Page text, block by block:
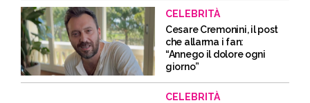
CELEBRITÀ
Cesare Cremonini, il post
che allarma i fan:
“Annego il dolore ogni
giorno”
CELEBRITÀ